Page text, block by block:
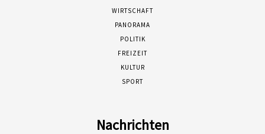
WIRTSCHAFT
PANORAMA
POLITIK
FREIZEIT
KULTUR
SPORT
Nachrichten